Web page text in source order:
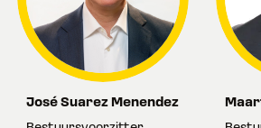
José Suarez Menendez